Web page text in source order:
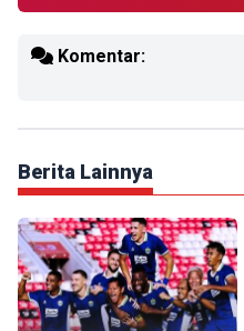
Komentar:
Berita Lainnya